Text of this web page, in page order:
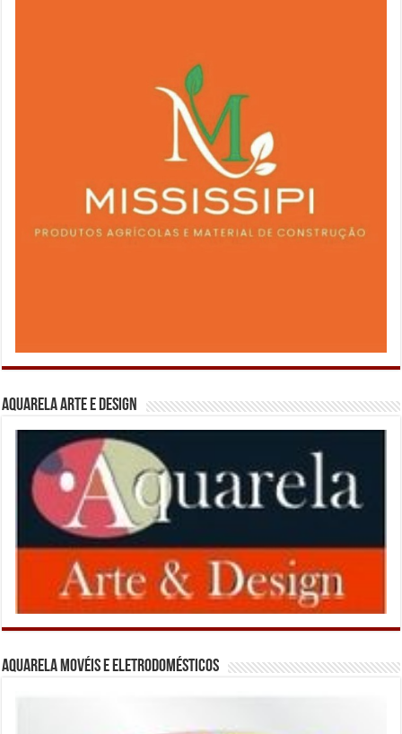
Aquarela Arte e Design
Aquarela Movéis e Eletrodomésticos